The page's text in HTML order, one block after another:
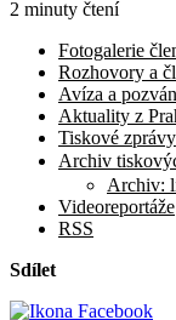
2 minuty čtení
Fotogalerie
Rozhovory a
Avíza a
Aktuality z
Tiskové zprávy
Archiv
Archiv:
Videoreportáže
RSS
Sdílet